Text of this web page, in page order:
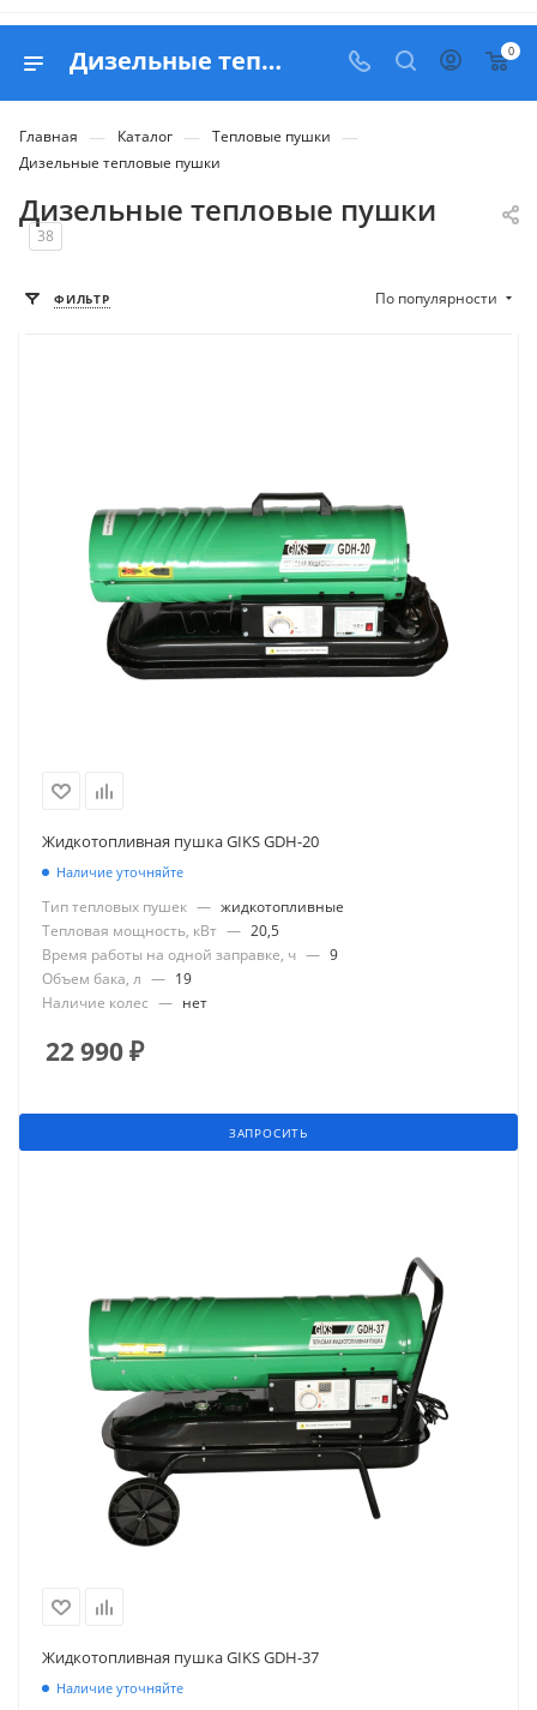
Дизельные тепловые пушки - купить в Москве с доставкой по РФ 0
Главная — Каталог — Тепловые пушки —
Дизельные тепловые пушки
Дизельные тепловые пушки
38
ФИЛЬТР По популярности
Жидкотопливная пушка GIKS GDH-20
Наличие уточняйте
Тип тепловых пушек — жидкотопливные
Тепловая мощность, кВт — 20,5
Время работы на одной заправке, ч — 9
Объем бака, л — 19
Наличие колес — нет
22 990₽
ЗАПРОСИТЬ
Жидкотопливная пушка GIKS GDH-37
Наличие уточняйте